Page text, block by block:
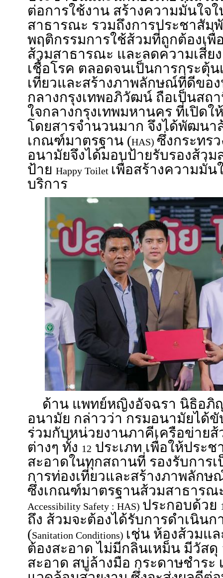
ต่อการใช้งาน สร้างความมั่นใจ
สาธารณะ รวมถึงการประชาสัม
พฤติกรรมการใช้ส้วมที่ถูกต้องเ
ส้วมสาธารณะ และลดความเสี่ย
เชื้อโรค ตลอดจนเป็นการกระตุ้
เที่ยวและสร้างภาพลักษณ์ที่ดีขอ
กลางกรุงเทพอภิวัฒน์ ถือเป็นสถ
ใจกลางกรุงเทพมหานคร ที่เปิดใ
โดยสารจำนวนมาก จึงได้พัฒน
เกณฑ์มาตรฐาน (HAS) ซึ่งกระทร
อนามัยจึงได้มอบป้ายรับรองส้วม
ป้าย Happy Toilet เพื่อสร้างความมั่
บริการ
ด้าน แพทย์หญิงอัจฉรา นิธิอ
อนามัย กล่าวว่า กรมอนามัยได้
ร่วมกับหน่วยงานภาคีเครือข่าย
ต่างๆ ทั้ง 12 ประเภท เพื่อให้ประ
สะอาดในทุกสถานที่ รองรับการเ
การท่องเที่ยวและสร้างภาพลักษ
ซึ่งเกณฑ์มาตรฐานส้วมสาธารณ
Accessibility Safety : HAS) ประกอบด้วย
ถึง ส้วมจะต้องได้รับการดำเนิน
(Sanitation Conditions) เช่น ห้องส้วมแ
ต้องสะอาด ไม่มีกลิ่นเหม็น มีวัส
สะอาด สบู่ล้างมือ กระดาษชำระ